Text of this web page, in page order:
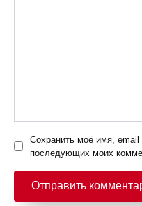
Сохранить моё имя, email
последующих моих